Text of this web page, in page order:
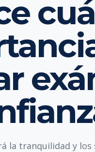
la tranquilidad y